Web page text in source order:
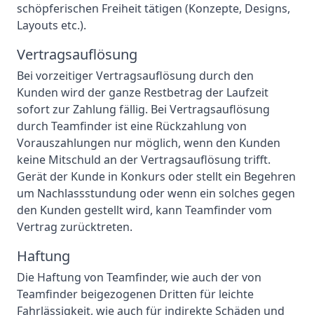
schöpferischen Freiheit tätigen (Konzepte, Designs,
Layouts etc.).
Vertragsauflösung
Bei vorzeitiger Vertragsauflösung durch den
Kunden wird der ganze Restbetrag der Laufzeit
sofort zur Zahlung fällig. Bei Vertragsauflösung
durch Teamfinder ist eine Rückzahlung von
Vorauszahlungen nur möglich, wenn den Kunden
keine Mitschuld an der Vertragsauflösung trifft.
Gerät der Kunde in Konkurs oder stellt ein Begehren
um Nachlassstundung oder wenn ein solches gegen
den Kunden gestellt wird, kann Teamfinder vom
Vertrag zurücktreten.
Haftung
Die Haftung von Teamfinder, wie auch der von
Teamfinder beigezogenen Dritten für leichte
Fahrlässigkeit, wie auch für indirekte Schäden und